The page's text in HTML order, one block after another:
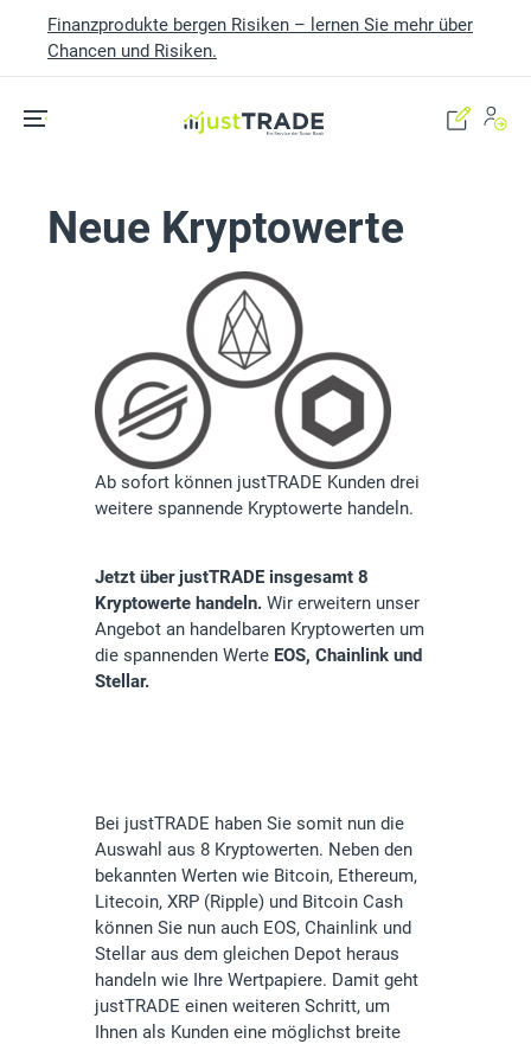
Finanzprodukte bergen Risiken – lernen Sie mehr über
Chancen und Risiken.
Neue Kryptowerte
Ab sofort können justTRADE Kunden drei
weitere spannende Kryptowerte handeln.
Jetzt über justTRADE insgesamt 8
Kryptowerte handeln. Wir erweitern unser
Angebot an handelbaren Kryptowerten um
die spannenden Werte EOS, Chainlink und
Stellar.
Bei justTRADE haben Sie somit nun die
Auswahl aus 8 Kryptowerten. Neben den
bekannten Werten wie Bitcoin, Ethereum,
Litecoin, XRP (Ripple) und Bitcoin Cash
können Sie nun auch EOS, Chainlink und
Stellar aus dem gleichen Depot heraus
handeln wie Ihre Wertpapiere. Damit geht
justTRADE einen weiteren Schritt, um
Ihnen als Kunden eine möglichst breite